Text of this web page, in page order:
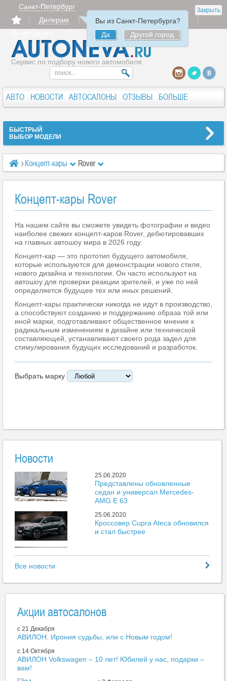
Закрыть
Санкт-Петербург
Вы из Санкт-Петербурга?
Да
Другой город
Дилерам Продать
Авторизация
Сервис по подбору нового автомобиля
АВТО НОВОСТИ АВТОСАЛОНЫ ОТЗЫВЫ БОЛЬШЕ
БЫСТРЫЙ
ВЫБОР МОДЕЛИ
Концепт-кары Rover
Концепт-кары Rover
На нашем сайте вы сможете увидеть фотографии и видео
наиболее свежих концепт-каров Rover, дебютировавших
на главных автошоу мира в 2026 году.
Концепт-кар — это прототип будущего автомобиля,
которые используются для демонстрации нового стиля,
нового дизайна и технологии. Он часто используют на
автошоу для проверки реакции зрителей, и уже по ней
определяется будущее тех или иных решений.
Концепт-кары практически никогда не идут в производство,
а способствуют созданию и поддержанию образа той или
иной марки, подготавливают общественное мнение к
радикальным изменениям в дизайне или технической
составляющей, устанавливают своего рода задел для
стимулирования будущих исследований и разработок.
Выбрать марку
Новости
25.06.2020
Представлены обновленные
седан и универсал Mercedes-
AMG E 63
25.06.2020
Кроссовер Cupra Ateca обновился
и стал быстрее
Mazda представила новый пикап
25.06.2020
Больше 500 тыс. автомобилей
номеров
Porsche 718 получили
атмосферный мотор объемом 4
Все новости
Акции автосалонов
c 21 Декабря
АВИЛОН. Ирония судьбы, или с Новым годом!
c 14 Октября
АВИЛОН Volkswagen – 10 лет! Юбилей у нас, подарки –
вам!